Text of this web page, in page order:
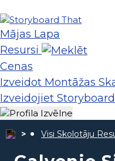
Mājas Lapa
Resursi
Cenas
Izveidot Montāžas
Izveidojiet Storyboard
Visi Skolotāju